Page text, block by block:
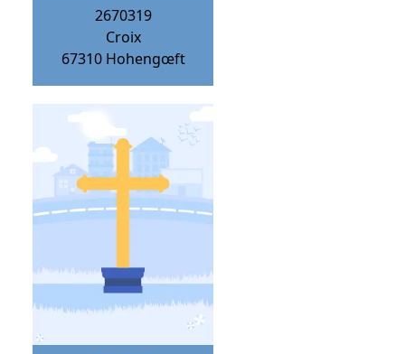
2670319
Croix
67310 Hohengœft